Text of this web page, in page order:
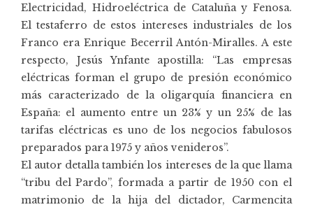
Electricidad, Hidroeléctrica de Cataluña y Fenosa.
El testaferro de estos intereses industriales de los
Franco era Enrique Becerril Antón-Miralles. A este
respecto, Jesús Ynfante apostilla: “Las empresas
eléctricas forman el grupo de presión económico
más caracterizado de la oligarquía financiera en
España: el aumento entre un 23% y un 25% de las
tarifas eléctricas es uno de los negocios fabulosos
preparados para 1975 y años venideros”.
El autor detalla también los intereses de la que llama
“tribu del Pardo”, formada a partir de 1950 con el
matrimonio de la hija del dictador, Carmencita